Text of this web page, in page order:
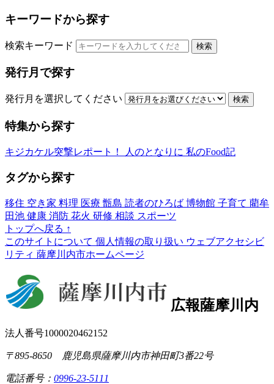
キーワードから探す
検索キーワード 検索
発行月で探す
発行月を選択してください 検索
特集から探す
キジカケル突撃レポート！ 人のとなりに 私のFood記
タグから探す
移住 空き家 料理 医療 甑島 読者のひろば 博物館 子育て 藺牟
田池 健康 消防 花火 研修 相談 スポーツ
トップへ戻る ↑
このサイトについて 個人情報の取り扱い ウェブアクセシビ
リティ 薩摩川内市ホームページ
広報薩摩川内
法人番号1000020462152
〒895-8650 鹿児島県薩摩川内市神田町3番22号
電話番号： 0996-23-5111